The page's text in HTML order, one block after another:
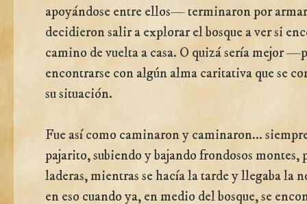
apoyándose entre ellos— terminaron por
decidieron salir a explorar el bosque a ver si
camino de vuelta a casa. O quizá sería mejor
encontrarse con algún alma caritativa que se
su situación.
Fue así como caminaron y caminaron...
pajarito, subiendo y bajando frondosos montes,
laderas, mientras se hacía la tarde y llegaba la
en eso cuando ya, en medio del bosque, se